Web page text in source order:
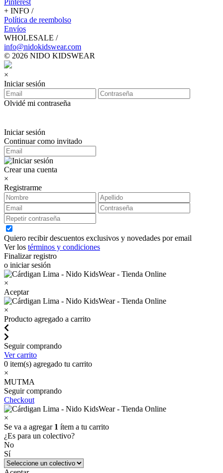
Pinterest
+ INFO /
Política de reembolso
Envíos
WHOLESALE /
info@nidokidswear.com
© 2026 NIDO KIDSWEAR
×
Iniciar sesión
Olvidé mi contraseña
Iniciar sesión
Continuar como invitado
Crear una cuenta
×
Registrarme
Quiero recibir descuentos exclusivos y novedades por email
Ver los términos y condiciones
Finalizar registro
o iniciar sesión
×
Aceptar
×
Producto agregado a carrito
Seguir comprando
Ver carrito
0 item(s) agregado tu carrito
×
MUTMA
Seguir comprando
Checkout
×
Se va a agregar 1 ítem a tu carrito
¿Es para un colectivo?
No
Sí